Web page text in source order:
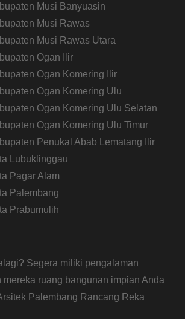
Musi Banyuasin
Musi Rawas
Musi Rawas Utara
Ogan Ilir
Ogan Komering Ilir
Ogan Komering Ulu
Ogan Komering Ulu Selatan
Ogan Komering Ulu Timur
Penukal Abab Lematang Ilir
Lubuklinggau
Pagar Alam
Palembang
Prabumulih
Segera miliki pengalaman
mereka ruang bangunan impian Anda
Palembang Rancang Reka